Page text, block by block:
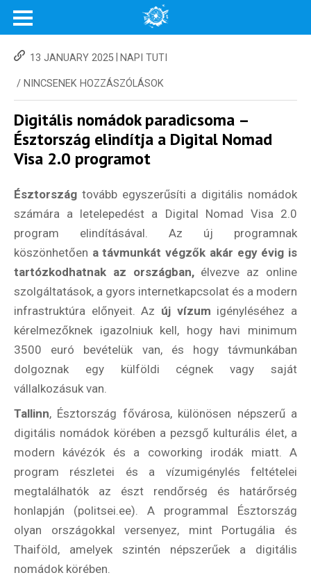
13 JANUARY 2025 NAPI TUTI
/ NINCSENEK HOZZÁSZÓLÁSOK
Digitális nomádok paradicsoma –
Észtország elindítja a Digital Nomad
Visa 2.0 programot
Észtország tovább egyszerűsíti a digitális nomádok
számára a letelepedést a Digital Nomad Visa 2.0
program elindításával. Az új programnak
köszönhetően a távmunkát végzők akár egy évig is
tartózkodhatnak az országban,élvezve az online
szolgáltatások, a gyors internetkapcsolat és a modern
infrastruktúra előnyeit. Az új vízum igényléséhez a
kérelmezőknek igazolniuk kell, hogy havi minimum
3500 euró bevételük van, és hogy távmunkában
dolgoznak egy külföldi cégnek vagy saját
vállalkozásuk van.
Tallinn, Észtország fővárosa, különösen népszerű a
digitális nomádok körében a pezsgő kulturális élet, a
modern kávézók és a coworking irodák miatt. A
program részletei és a vízumigénylés feltételei
megtalálhatók az észt rendőrség és határőrség
honlapján (politsei.ee). A programmal Észtország
olyan országokkal versenyez, mint Portugália és
Thaiföld, amelyek szintén népszerűek a digitális
nomádok körében.